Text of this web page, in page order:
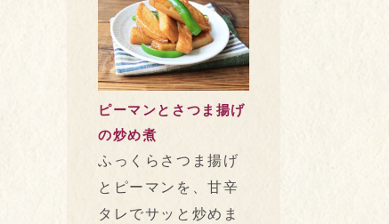
ピーマンとさつま揚げ
の炒め煮
ふっくらさつま揚げ
とピーマンを、甘辛
タレでサッと炒めま